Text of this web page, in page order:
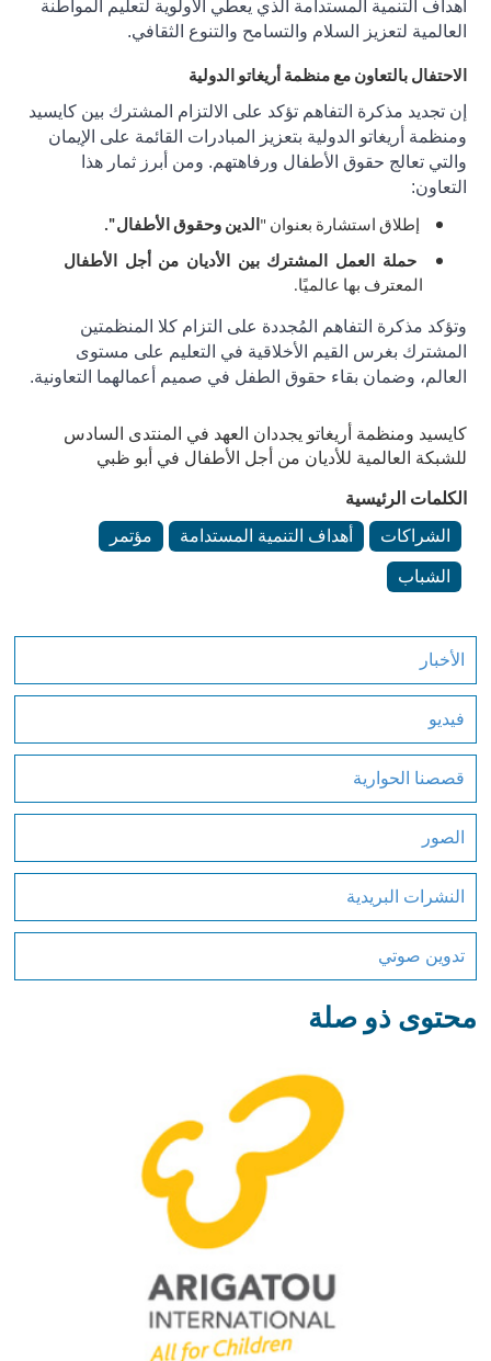
أهداف التنمية المستدامة الذي يعطي الأولوية لتعليم المواطنة
العالمية لتعزيز السلام والتسامح والتنوع الثقافي.
الاحتفال بالتعاون مع منظمة أريغاتو الدولية
إن تجديد مذكرة التفاهم تؤكد على الالتزام المشترك بين كايسيد
ومنظمة أريغاتو الدولية بتعزيز المبادرات القائمة على الإيمان
والتي تعالج حقوق الأطفال ورفاهتهم. ومن أبرز ثمار هذا
التعاون:
إطلاق استشارة بعنوان "الدين وحقوق الأطفال".
حملة العمل المشترك بين الأديان من أجل الأطفال
المعترف بها عالميًا.
وتؤكد مذكرة التفاهم المُجددة على التزام كلا المنظمتين
المشترك بغرس القيم الأخلاقية في التعليم على مستوى
العالم، وضمان بقاء حقوق الطفل في صميم أعمالهما التعاونية.
كايسيد ومنظمة أريغاتو يجددان العهد في المنتدى السادس
للشبكة العالمية للأديان من أجل الأطفال في أبو ظبي
الكلمات الرئيسية
الشراكات
أهداف التنمية المستدامة مؤتمر
الشباب
الأخبار
فيديو
قصصنا الحوارية
الصور
النشرات البريدية
تدوين صوتي
محتوى ذو صلة